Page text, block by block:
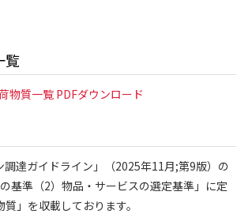
覧
物質一覧 PDFダウンロード
調達ガイドライン」（2025年11月;第9版）の
の基準（2）物品・サービスの選定基準」に定
」を収載しております。